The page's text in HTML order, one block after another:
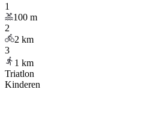
1
100 m
2
2 km
3
1 km
Triatlon
Kinderen